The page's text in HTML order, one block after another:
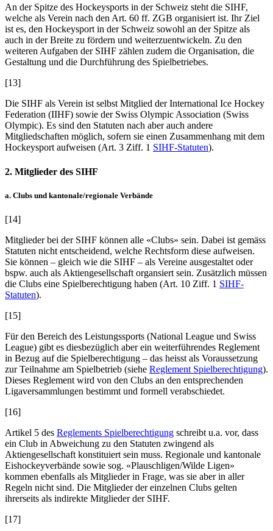
An der Spitze des Hockeysports in der Schweiz steht die SIHF,
welche als Verein nach den Art. 60 ff. ZGB organisiert ist. Ihr Ziel
ist es, den Hockeysport in der Schweiz sowohl an der Spitze als
auch in der Breite zu fördern und weiterzuentwickeln. Zu den
weiteren Aufgaben der SIHF zählen zudem die Organisation, die
Gestaltung und die Durchführung des Spielbetriebes.
[13]
Die SIHF als Verein ist selbst Mitglied der International Ice Hockey
Federation (IIHF) sowie der Swiss Olympic Association (Swiss
Olympic). Es sind den Statuten nach aber auch andere
Mitgliedschaften möglich, sofern sie einen Zusammenhang mit dem
Hockeysport aufweisen (Art. 3 Ziff. 1 SIHF-Statuten).
2. Mitglieder des SIHF
a. Clubs und kantonale/regionale Verbände
[14]
Mitglieder bei der SIHF können alle «Clubs» sein. Dabei ist gemäss
Statuten nicht entscheidend, welche Rechtsform diese aufweisen.
Sie können – gleich wie die SIHF – als Vereine ausgestaltet oder
bspw. auch als Aktiengesellschaft organsiert sein. Zusätzlich müssen
die Clubs eine Spielberechtigung haben (Art. 10 Ziff. 1 SIHF-
Statuten).
[15]
Für den Bereich des Leistungssports (National League und Swiss
League) gibt es diesbezüglich aber ein weiterführendes Reglement
in Bezug auf die Spielberechtigung – das heisst als Voraussetzung
zur Teilnahme am Spielbetrieb (siehe Reglement Spielberechtigung).
Dieses Reglement wird von den Clubs an den entsprechenden
Ligaversammlungen bestimmt und formell verabschiedet.
[16]
Artikel 5 des Reglements Spielberechtigung schreibt u.a. vor, dass
ein Club in Abweichung zu den Statuten zwingend als
Aktiengesellschaft konstituiert sein muss. Regionale und kantonale
Eishockeyverbände sowie sog. «Plauschligen/Wilde Ligen»
kommen ebenfalls als Mitglieder in Frage, was sie aber in aller
Regeln nicht sind. Die Mitglieder der einzelnen Clubs gelten
ihrerseits als indirekte Mitglieder der SIHF.
[17]